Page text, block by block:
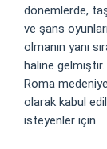
dönemlerde,
ve şans
olmanın yanı
haline gelmiştir.
Roma
olarak kabul
isteyenler için